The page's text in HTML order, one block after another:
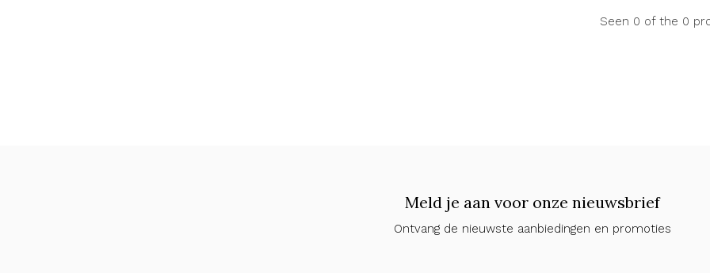
Seen 0 of the 0
Meld je aan voor onze nieuwsbrief
Ontvang de nieuwste aanbiedingen en promoties